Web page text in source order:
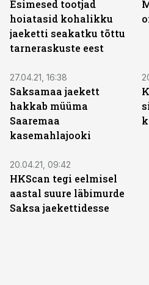
Esimesed tootjad
hoiatasid kohalikku
jaeketti seakatku tõttu
tarneraskuste eest
27.04.21, 16:38
Saksamaa jaekett
hakkab müüma
Saaremaa
kasemahlajooki
20.04.21, 09:42
HKScan tegi eelmisel
aastal suure läbimurde
Saksa jaekettidesse